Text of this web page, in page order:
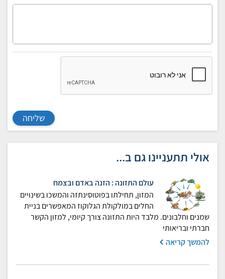
שליחה
אולי תתעניינו גם ב...
עולם התזונה : הזנה באדם ובצמח
המזון, תחילתו בפוטוסינתזה והמשכו בשינויים
החלים במולקולת הגלוקוז המאפשרים בניית
שמנים וחלבונים. מלבד היות התזונה צורך קיומי, למזון הקשר
חברתי ובריאותי
להמשך קריאה